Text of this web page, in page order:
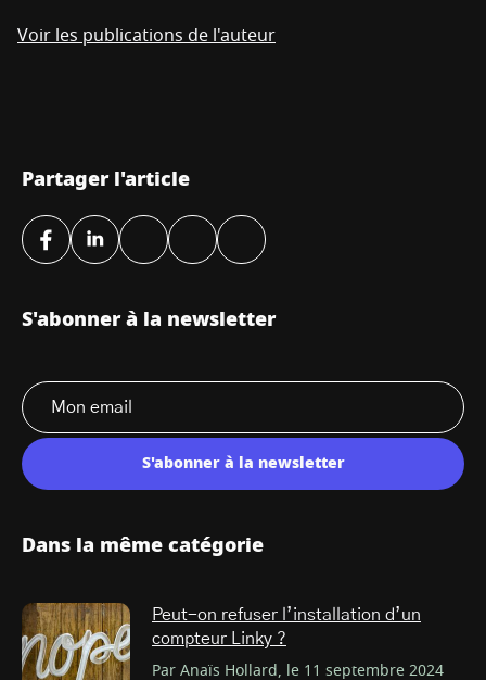
Voir les publications de l'auteur
Partager l'article
S'abonner à la newsletter
S'abonner à la newsletter
Dans la même catégorie
Peut-on refuser l’installation d’un
compteur Linky ?
Par Anaïs Hollard, le 11 septembre 2024